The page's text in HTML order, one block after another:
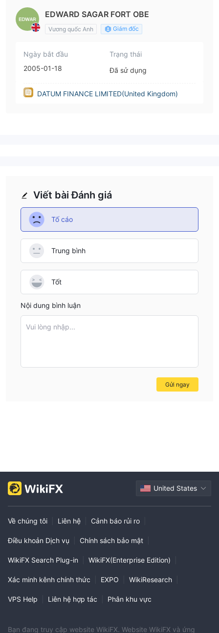
EDWARD SAGAR FORT OBE
Vương quốc Anh Giám đốc
Ngày bắt đầu
2005-01-18
Trạng thái
Đã sử dụng
DATUM FINANCE LIMITED(United Kingdom)
Viết bài Đánh giá
Tố cáo
Trung bình
Tốt
Nội dung bình luận
Vui lòng nhập...
Gửi ngay
United States
Về chúng tôi Liên hệ Cảnh báo rủi ro
Điều khoản Dịch vụ Chính sách bảo mật
WikiFX Search Plug-in WikiFX(Enterprise Edition)
Xác minh kênh chính thức EXPO WikiResearch
VPS Help Liên hệ hợp tác Phân khu vực
Bạn đang truy cập website WikiFX. Website WikiFX và ứng